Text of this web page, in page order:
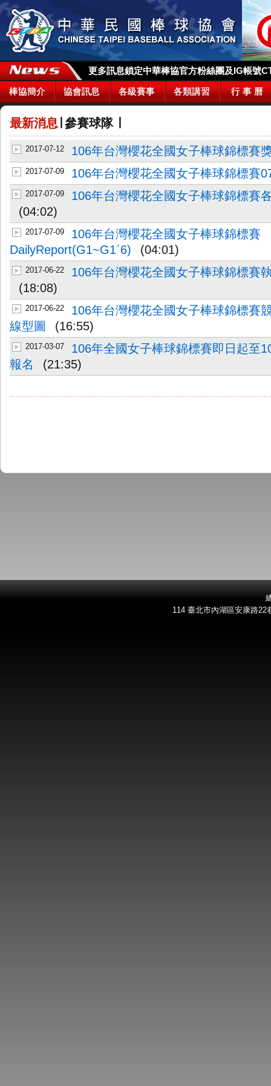
更多訊息鎖定中華棒協官方粉絲團及IG帳號
棒協簡介 協會訊息 各級賽事 各類講習 行 事 曆
最新消息 參賽球隊∣
2017-07-12 106年台灣櫻花全國女子棒球錦標賽
2017-07-09 106年台灣櫻花全國女子棒球錦標賽
2017-07-09
106年台灣櫻花全國女子棒球錦標賽
(04:02)
2017-07-09
106年台灣櫻花全國女子棒球錦標賽
DailyReport(G1~G1ˊ6)
(04:01)
2017-06-22
106年台灣櫻花全國女子棒球錦標賽
(18:08)
2017-06-22
106年台灣櫻花全國女子棒球錦標賽
線型圖
(16:55)
2017-03-07
106年全國女子棒球錦標賽即日起至
報名
(21:35)
114 臺北市內湖區安康路22